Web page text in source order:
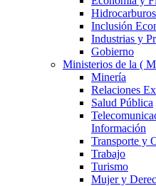
Hidrocarburos
Inclusión
Industrias y
Gobierno
Ministerios de la (
Minería
Relaciones
Salud Pública
Información
Transporte y
Trabajo
Turismo
Mujer y